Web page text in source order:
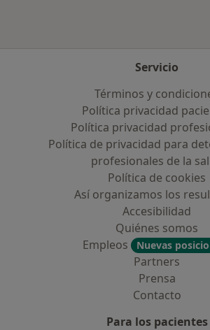
Servicio
Términos y
Política privacidad
Política privacidad
Política de privacidad para
profesionales de la
Política de cookies
Así organizamos los
Accesibilidad
Quiénes somos
Empleos
Nuevas
Partners
Prensa
Contacto
Para los pacientes